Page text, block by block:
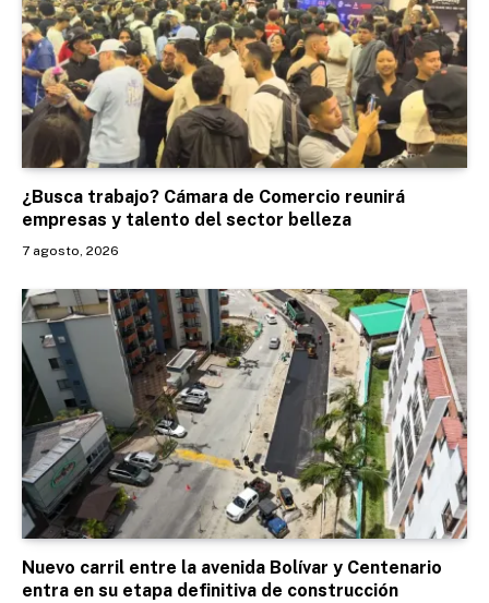
¿Busca trabajo? Cámara de Comercio reunirá
empresas y talento del sector belleza
7 agosto, 2026
Nuevo carril entre la avenida Bolívar y Centenario
entra en su etapa definitiva de construcción